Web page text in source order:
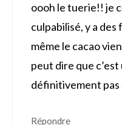
oooh le tuerie!! je
culpabilisé, y a
même le cacao
peut dire que
définitivement pas
Répondre